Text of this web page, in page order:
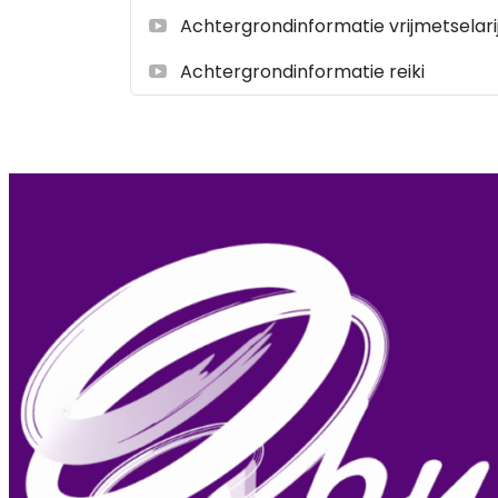
Achtergrondinformatie
Achtergrondinformatie reiki